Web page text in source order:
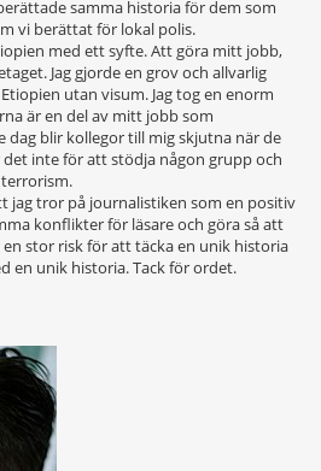
samma historia för dem som
vi berättat för lokal polis.
med ett syfte. Att göra mitt jobb,
Jag gjorde en grov och allvarlig
utan visum. Jag tog en enorm
är en del av mitt jobb som
dag blir kollegor till mig skjutna när de
inte för att stödja någon grupp och
jag tror på journalistiken som en positiv
konflikter för läsare och göra så att
en stor risk för att täcka en unik historia
en unik historia. Tack för ordet.